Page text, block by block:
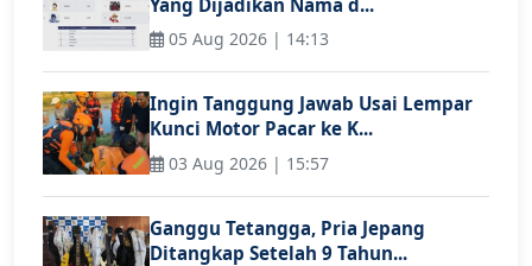
05 Aug 2026 | 14:13
Ingin Tanggung Jawab Usai Lempar
Kunci Motor Pacar ke K...
03 Aug 2026 | 15:57
Ganggu Tetangga, Pria Jepang
Ditangkap Setelah 9 Tahun...